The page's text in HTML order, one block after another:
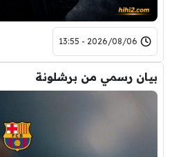
2026/08/06 - 13:55
بيان رسمي من برشلونة